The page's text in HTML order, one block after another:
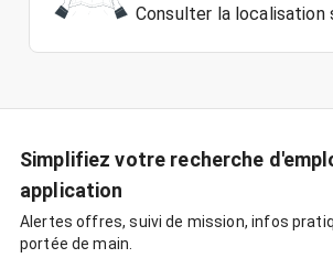
Consulter la localisation
Simplifiez votre recherche
application
Alertes offres, suivi de mission, infos
portée de main.